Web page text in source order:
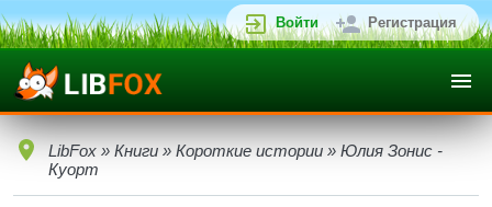
Войти Регистрация
LibFox » Книги » Короткие истории » Юлия Зонис -
Куорт